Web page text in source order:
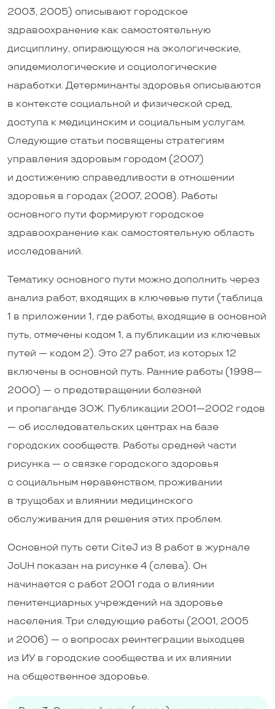
2003, 2005) описывают городское
здравоохранение как самостоятельную
дисциплину, опирающуюся на экологические,
эпидемиологические и социологические
наработки. Детерминанты здоровья описываются
в контексте социальной и физической сред,
доступа к медицинским и социальным услугам.
Следующие статьи посвящены стратегиям
управления здоровым городом (2007)
и достижению справедливости в отношении
здоровья в городах (2007, 2008). Работы
основного пути формируют городское
здравоохранение как самостоятельную область
исследований.
Тематику основного пути можно дополнить через
анализ работ, входящих в ключевые пути (таблица
1 в приложении 1, где работы, входящие в основной
путь, отмечены кодом 1, а публикации из ключевых
путей — кодом 2). Это 27 работ, из которых 12
включены в основной путь. Ранние работы (1998—
2000) — о предотвращении болезней
и пропаганде ЗОЖ. Публикации 2001—2002 годов
— об исследовательских центрах на базе
городских сообществ. Работы средней части
рисунка — о связке городского здоровья
с социальным неравенством, проживании
в трущобах и влиянии медицинского
обслуживания для решения этих проблем.
Основной путь сети CiteJ из 8 работ в журнале
JoUH показан на рисунке 4 (слева). Он
начинается с работ 2001 года о влиянии
пенитенциарных учреждений на здоровье
населения. Три следующие работы (2001, 2005
и 2006) — о вопросах реинтеграции выходцев
из ИУ в городские сообщества и их влиянии
на общественное здоровье.